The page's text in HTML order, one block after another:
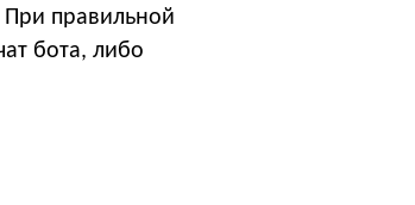
При правильной
бота, либо